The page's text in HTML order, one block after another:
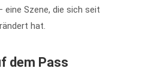
eine Szene, die sich seit
hat.
dem Pass